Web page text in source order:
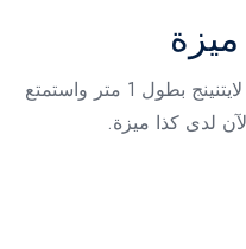
احصل على كابل إي ترين USB إلى لايتنينج بطول 1 متر واستمتع
لدى كذا ميزة.